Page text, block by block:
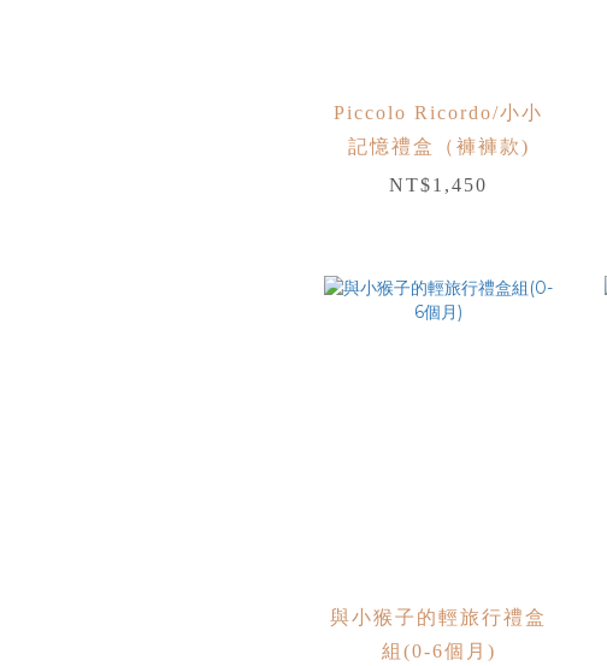
Piccolo Ricordo/小小
記憶禮盒（褲褲款)
NT$1,450
與小猴子的輕旅行禮盒
組(0-6個月)